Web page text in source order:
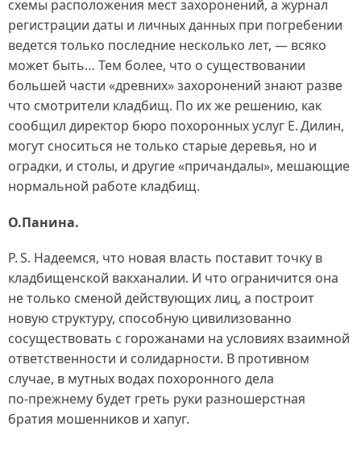
схемы расположения мест захоронений, а журнал
регистрации даты и личных данных при погребении
ведется только последние несколько лет, — всяко
может быть… Тем более, что о существовании
большей части «древних» захоронений знают разве
что смотрители кладбищ. По их же решению, как
сообщил директор бюро похоронных услуг Е. Дилин,
могут сноситься не только старые деревья, но и
оградки, и столы, и другие «причандалы», мешающие
нормальной работе кладбищ.
О.Панина.
P. S. Надеемся, что новая власть поставит точку в
кладбищенской вакханалии. И что ограничится она
не только сменой действующих лиц, а построит
новую структуру, способную цивилизованно
сосуществовать с горожанами на условиях взаимной
ответственности и солидарности. В противном
случае, в мутных водах похоронного дела
по‑прежнему будет греть руки разношерстная
братия мошенников и хапуг.